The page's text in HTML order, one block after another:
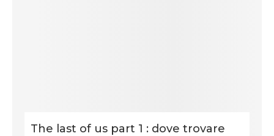
The last of us part 1 : dove trovare